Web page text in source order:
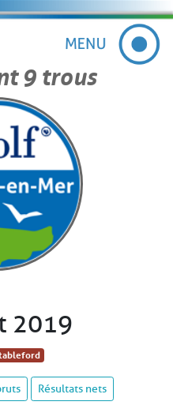
9 trous
2019
Résultats nets